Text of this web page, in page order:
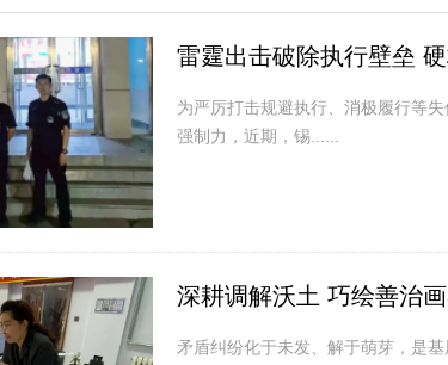
雷霆出击破除执行壁垒
为严厉打击规避执行、消极履行等
强制力，近期，锡......
深耕调解沃土 巧绘善治
矛盾纠纷化于未发、解于萌芽，是